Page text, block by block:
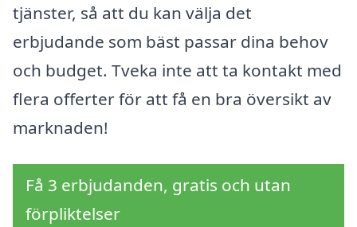
tjänster, så att du kan välja det
erbjudande som bäst passar dina behov
och budget. Tveka inte att ta kontakt med
flera offerter för att få en bra översikt av
marknaden!
Få 3 erbjudanden, gratis och utan
förpliktelser